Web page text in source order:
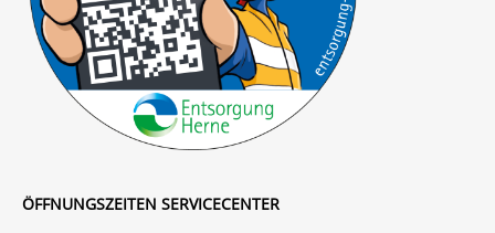
ÖFFNUNGSZEITEN SERVICECENTER